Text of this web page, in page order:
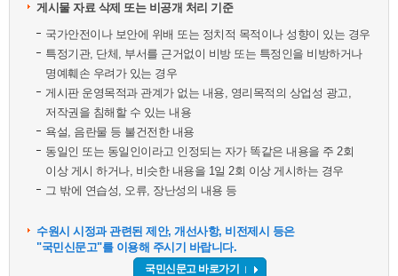
게시물 자료 삭제 또는 비공개 처리 기준
국가안전이나 보안에 위배 또는 정치적 목적이나 성향이 있는 경우
특정기관, 단체, 부서를 근거없이 비방 또는 특정인을 비방하거나
명예훼손 우려가 있는 경우
게시판 운영목적과 관계가 없는 내용, 영리목적의 상업성 광고,
저작권을 침해할 수 있는 내용
욕설, 음란물 등 불건전한 내용
동일인 또는 동일인이라고 인정되는 자가 똑같은 내용을 주 2회
이상 게시 하거나, 비슷한 내용을 1일 2회 이상 게시하는 경우
그 밖에 연습성, 오류, 장난성의 내용 등
수원시 시정과 관련된 제안, 개선사항, 비전제시 등은
"국민신문고"를 이용해 주시기 바랍니다.
국민신문고 바로가기